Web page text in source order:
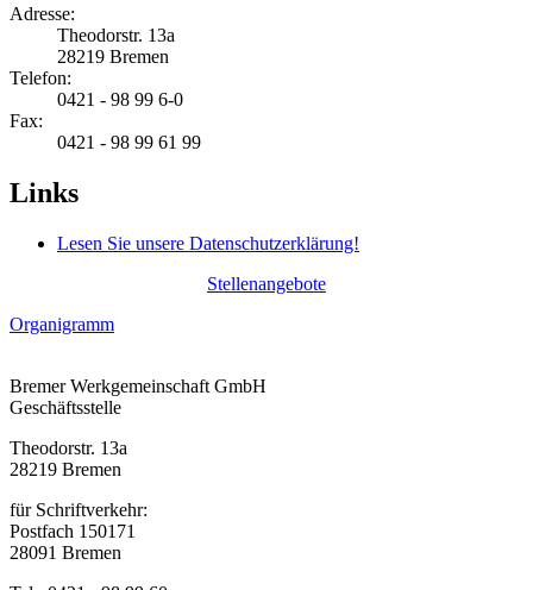
Adresse:
Theodorstr. 13a
28219 Bremen
Telefon:
0421 - 98 99 6-0
Fax:
0421 - 98 99 61 99
Links
Lesen Sie unsere Datenschutzerklärung!
Stellenangebote
Organigramm
Bremer Werkgemeinschaft GmbH
Geschäftsstelle
Theodorstr. 13a
28219 Bremen
für Schriftverkehr:
Postfach 150171
28091 Bremen